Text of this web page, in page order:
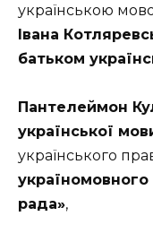
українською
Івана
батьком
Пантелеймон
української
українського
рада»,